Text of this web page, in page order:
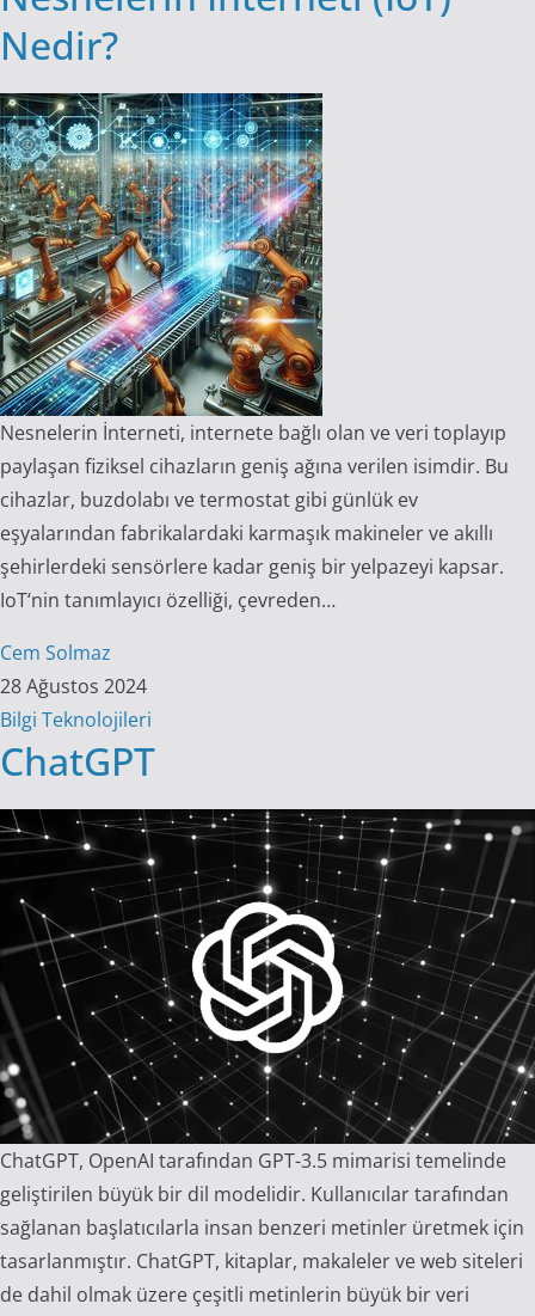
Nedir?
Nesnelerin İnterneti, internete bağlı olan ve veri toplayıp
paylaşan fiziksel cihazların geniş ağına verilen isimdir. Bu
cihazlar, buzdolabı ve termostat gibi günlük ev
eşyalarından fabrikalardaki karmaşık makineler ve akıllı
şehirlerdeki sensörlere kadar geniş bir yelpazeyi kapsar.
IoT‘nin tanımlayıcı özelliği, çevreden…
Cem Solmaz
28 Ağustos 2024
Bilgi Teknolojileri
ChatGPT
ChatGPT, OpenAI tarafından GPT-3.5 mimarisi temelinde
geliştirilen büyük bir dil modelidir. Kullanıcılar tarafından
sağlanan başlatıcılarla insan benzeri metinler üretmek için
tasarlanmıştır. ChatGPT, kitaplar, makaleler ve web siteleri
de dahil olmak üzere çeşitli metinlerin büyük bir veri